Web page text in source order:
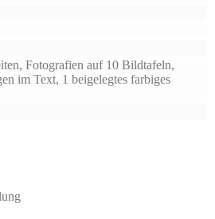
Fotografien auf 10 Bildtafeln,
im Text, 1 beigelegtes farbiges